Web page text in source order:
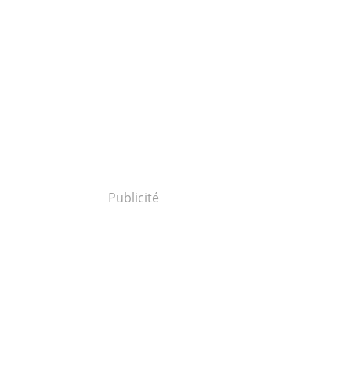
Publicité